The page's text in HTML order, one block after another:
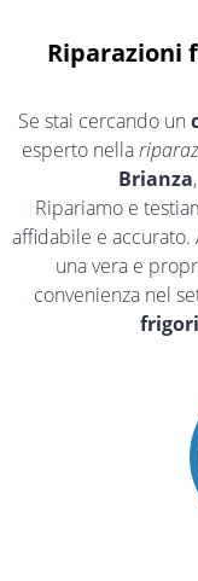
Riparazioni
Se stai cercando un
esperto nella
Brianza
Ripariamo e
affidabile e
una vera e
convenienza nel